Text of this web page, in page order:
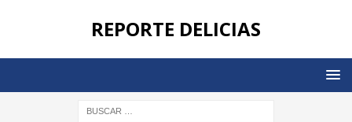
REPORTE DELICIAS